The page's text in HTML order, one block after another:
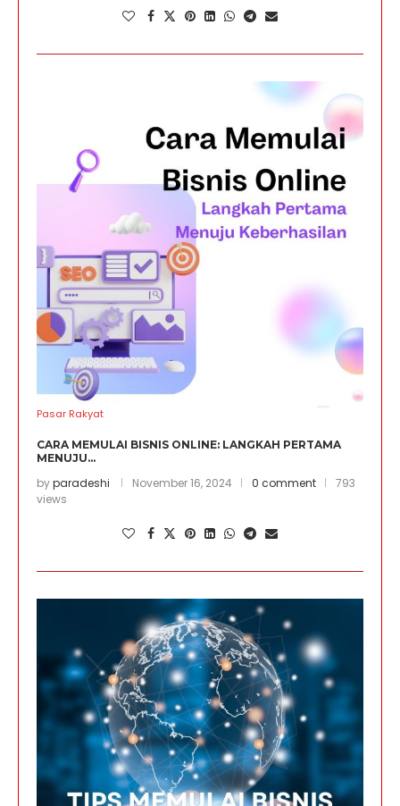
Pasar Rakyat
CARA MEMULAI BISNIS ONLINE: LANGKAH PERTAMA
MENUJU...
byparadeshi November 16, 2024 0 comment
793
views